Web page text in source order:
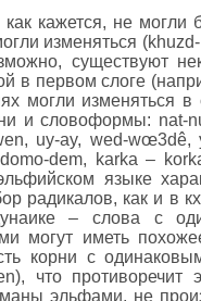
как кажется, не
изменяться
существуют
в первом слоге
могли изменяться в
и словоформы: nat-
uy-ay, wed-
dem, karka –
языке
радикалов, как и в
– слова с
могут иметь
корни с
что
эльфами, не